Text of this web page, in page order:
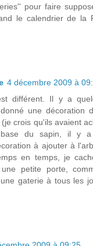
pour faire
le calendrier de la
4 décembre 2009 à
différent. Il y a
une décoration
crois qu'ils avaient
du sapin, il y a
à ajouter à
en temps, je
petite porte,
gaterie à tous les